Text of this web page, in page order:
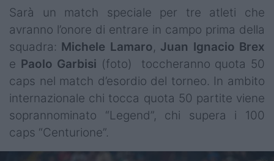
Sarà un match speciale per tre atleti che
avranno l’onore di entrare in campo prima della
squadra: Michele Lamaro, Juan Ignacio Brex
e Paolo Garbisi (foto) toccheranno quota 50
caps nel match d’esordio del torneo. In ambito
internazionale chi tocca quota 50 partite viene
soprannominato “Legend”, chi supera i 100
caps “Centurione”.